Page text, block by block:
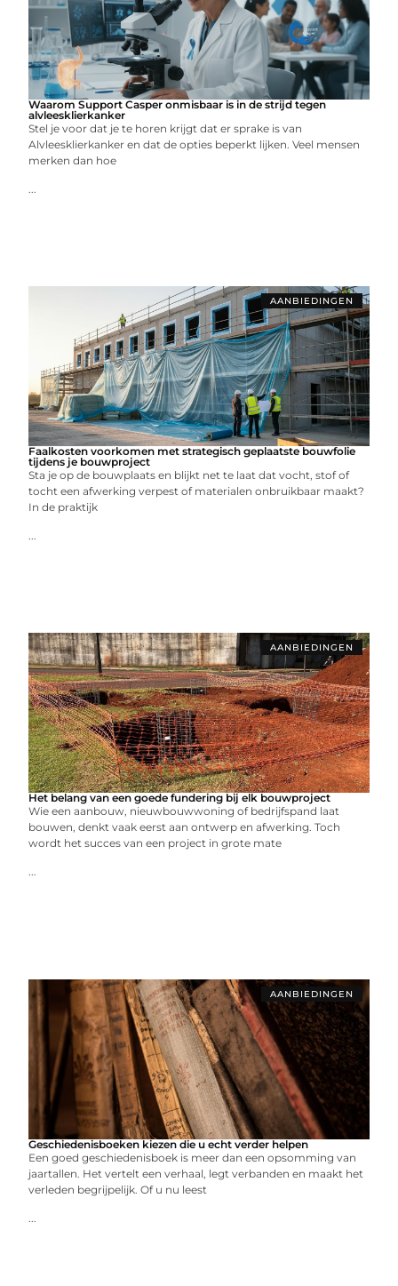
Waarom Support Casper onmisbaar is in de strijd tegen
alvleesklierkanker
Stel je voor dat je te horen krijgt dat er sprake is van
Alvleesklierkanker en dat de opties beperkt lijken. Veel mensen
merken dan hoe
...
AANBIEDINGEN
Faalkosten voorkomen met strategisch geplaatste bouwfolie
tijdens je bouwproject
Sta je op de bouwplaats en blijkt net te laat dat vocht, stof of
tocht een afwerking verpest of materialen onbruikbaar maakt?
In de praktijk
...
AANBIEDINGEN
Het belang van een goede fundering bij elk bouwproject
Wie een aanbouw, nieuwbouwwoning of bedrijfspand laat
bouwen, denkt vaak eerst aan ontwerp en afwerking. Toch
wordt het succes van een project in grote mate
...
AANBIEDINGEN
Geschiedenisboeken kiezen die u echt verder helpen
Een goed geschiedenisboek is meer dan een opsomming van
jaartallen. Het vertelt een verhaal, legt verbanden en maakt het
verleden begrijpelijk. Of u nu leest
...